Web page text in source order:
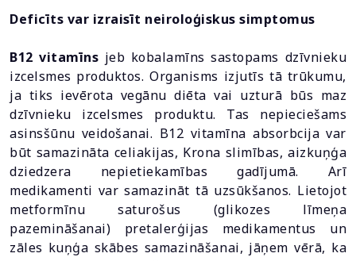
Deficīts var izraisīt neiroloģiskus simptomus
B12 vitamīns jeb kobalamīns sastopams dzīvnieku
izcelsmes produktos. Organisms izjutīs tā trūkumu,
ja tiks ievērota vegānu diēta vai uzturā būs maz
dzīvnieku izcelsmes produktu. Tas nepieciešams
asinsšūnu veidošanai. B12 vitamīna absorbcija var
būt samazināta celiakijas, Krona slimības, aizkuņģa
dziedzera nepietiekamības gadījumā. Arī
medikamenti var samazināt tā uzsūkšanos. Lietojot
metformīnu saturošus (glikozes līmeņa
pazemināšanai) pretalerģijas medikamentus un
zāles kuņģa skābes samazināšanai, jāņem vērā, ka